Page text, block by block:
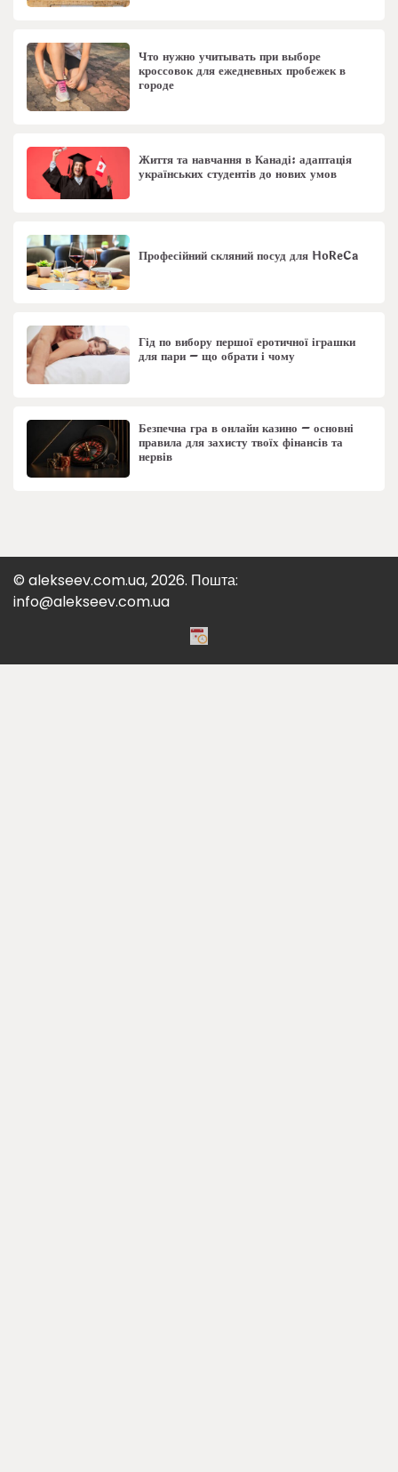
Что нужно учитывать при выборе
кроссовок для ежедневных пробежек в
городе
Життя та навчання в Канаді: адаптація
українських студентів до нових умов
Професійний скляний посуд для HoReCa
Гід по вибору першої еротичної іграшки
для пари – що обрати і чому
Безпечна гра в онлайн казино – основні
правила для захисту твоїх фінансів та
нервів
© alekseev.com.ua, 2026. Пошта:
info@alekseev.com.ua